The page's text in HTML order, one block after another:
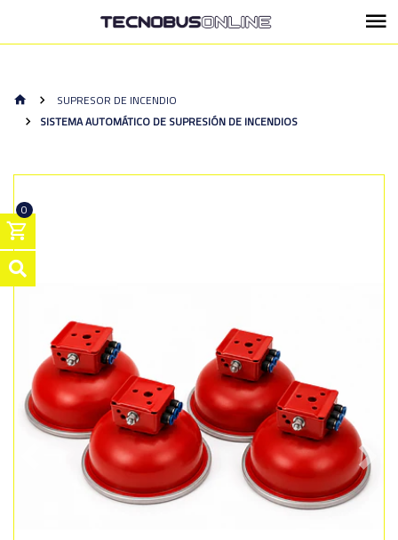
0
SUPRESOR DE INCENDIO
SISTEMA AUTOMÁTICO DE SUPRESIÓN DE INCENDIOS
Next